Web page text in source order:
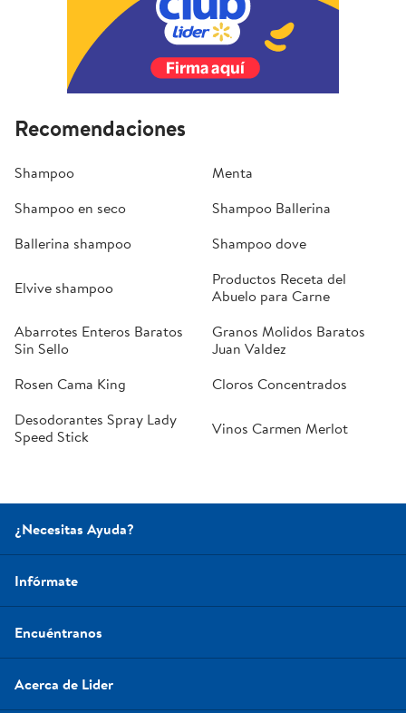
Recomendaciones
Shampoo
Menta
Shampoo en seco
Shampoo Ballerina
Ballerina shampoo
Shampoo dove
Elvive shampoo
Productos Receta del
Abuelo para Carne
Abarrotes Enteros Baratos
Sin Sello
Granos Molidos Baratos
Juan Valdez
Rosen Cama King
Cloros Concentrados
Desodorantes Spray Lady
Speed Stick
Vinos Carmen Merlot
¿Necesitas Ayuda?
Infórmate
Encuéntranos
Acerca de Lider